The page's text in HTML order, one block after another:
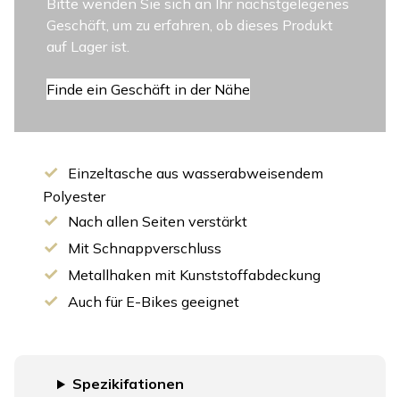
Bitte wenden Sie sich an Ihr nächstgelegenes
Geschäft, um zu erfahren, ob dieses Produkt
auf Lager ist.
Finde ein Geschäft in der Nähe
Einzeltasche aus wasserabweisendem
Polyester
Nach allen Seiten verstärkt
Mit Schnappverschluss
Metallhaken mit Kunststoffabdeckung
Auch für E-Bikes geeignet
Spezikifationen